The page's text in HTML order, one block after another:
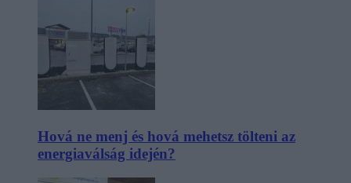
Hová ne menj és hová mehetsz tölteni az
energiaválság idején?